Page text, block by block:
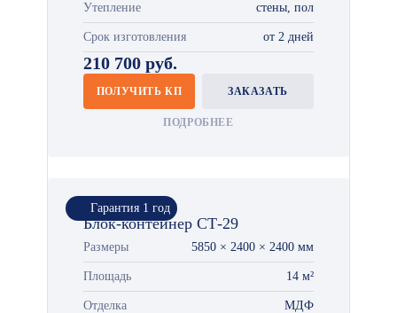
Утепление стены, пол
Срок изготовления от 2 дней
210 700 руб.
ПОЛУЧИТЬ КП ЗАКАЗАТЬ
ПОДРОБНЕЕ
Гарантия 1 год
Блок-контейнер СТ-29
Размеры 5850 × 2400 × 2400 мм
Площадь 14 м²
Отделка МДФ